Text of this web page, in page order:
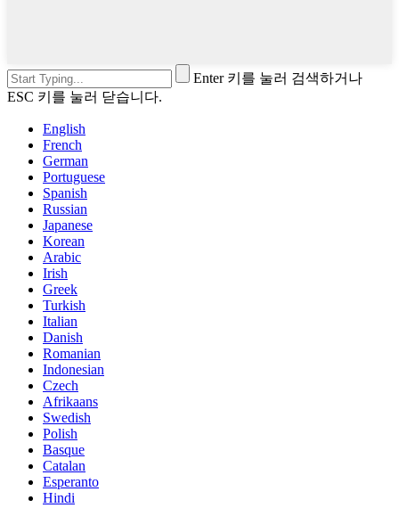
Enter 키를 눌러 검색하거나
ESC 키를 눌러 닫습니다.
English
French
German
Portuguese
Spanish
Russian
Japanese
Korean
Arabic
Irish
Greek
Turkish
Italian
Danish
Romanian
Indonesian
Czech
Afrikaans
Swedish
Polish
Basque
Catalan
Esperanto
Hindi